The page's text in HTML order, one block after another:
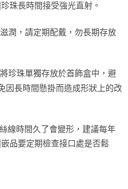
珠長時間接受強光直射。
潤，請定期配戴，勿長期存放
珍珠單獨存放於首飾盒中，避
因長時間懸掛而造成形狀上的改
線時間久了會變形，建議每年
品要定期檢查接口處是否鬆